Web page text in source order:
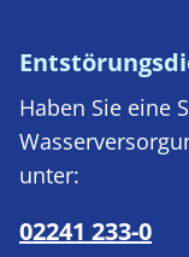
Haben Sie eine
unter:
02241 233-0